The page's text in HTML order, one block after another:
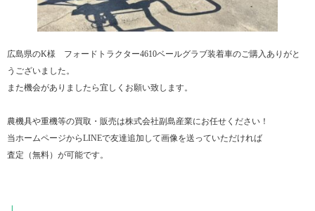
広島県のK様 フォードトラクター4610ベールグラブ装着車のご購入ありがと
うございました。
また機会がありましたら宜しくお願い致します。
農機具や重機等の買取・販売は株式会社副島産業にお任せください！
当ホームページからLINEで友達追加して画像を送っていただければ
査定（無料）が可能です。